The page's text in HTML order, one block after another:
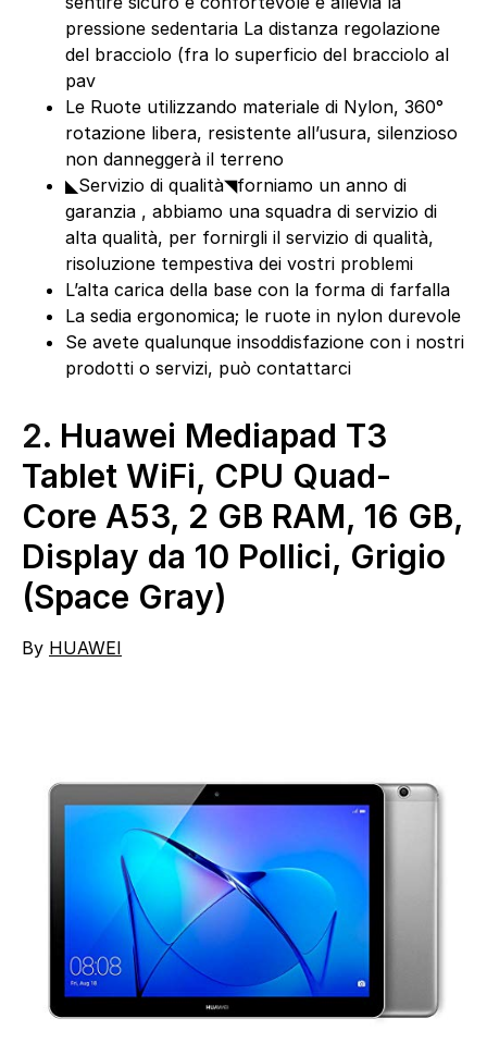
pressione sedentaria La distanza regolazione
del bracciolo (fra lo superficio del bracciolo al
pav
Le Ruote utilizzando materiale di Nylon, 360°
rotazione libera, resistente all’usura, silenzioso
non danneggerà il terreno
◣Servizio di qualità◥forniamo un anno di
garanzia , abbiamo una squadra di servizio di
alta qualità, per fornirgli il servizio di qualità,
risoluzione tempestiva dei vostri problemi
L’alta carica della base con la forma di farfalla
La sedia ergonomica; le ruote in nylon durevole
Se avete qualunque insoddisfazione con i nostri
prodotti o servizi, può contattarci
2. Huawei Mediapad T3
Tablet WiFi, CPU Quad-
Core A53, 2 GB RAM, 16 GB,
Display da 10 Pollici, Grigio
(Space Gray)
By HUAWEI